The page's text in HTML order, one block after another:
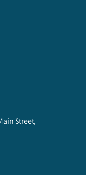
Street,